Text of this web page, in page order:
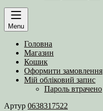
Menu
Головна
Магазин
Кошик
Оформити замовлення
Мій обліковий запис
Пароль втрачено
Артур 0638317522